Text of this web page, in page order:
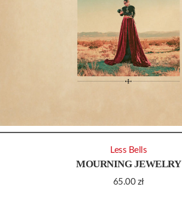
MOURNING JEWELRY
65.00 zł
Less Bells